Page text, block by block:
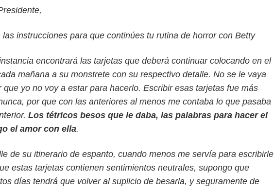
instrucciones para que continúes tu rutina de horror con Betty
encontrará las tarjetas que deberá continuar colocando en el
mañana a su monstrete con su respectivo detalle. No se le vaya
que yo no voy a estar para hacerlo. Escribir esas tarjetas fue más
por que con las anteriores al menos me contaba lo que pasaba
Los tétricos besos que le daba, las palabras para hacer el
el amor con ella.
de su itinerario de espanto, cuando menos me servía para escribirle
estas tarjetas contienen sentimientos neutrales, supongo que
días tendrá que volver al suplicio de besarla, y seguramente de